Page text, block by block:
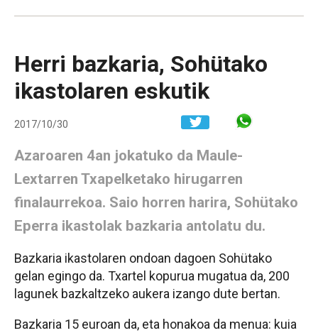
Herri bazkaria, Sohütako
ikastolaren eskutik
2017/10/30
Azaroaren 4an jokatuko da Maule-
Lextarren Txapelketako hirugarren
finalaurrekoa. Saio horren harira, Sohütako
Eperra ikastolak bazkaria antolatu du.
Bazkaria ikastolaren ondoan dagoen Sohütako
gelan egingo da. Txartel kopurua mugatua da, 200
lagunek bazkaltzeko aukera izango dute bertan.
Bazkaria 15 euroan da, eta honakoa da menua: kuia